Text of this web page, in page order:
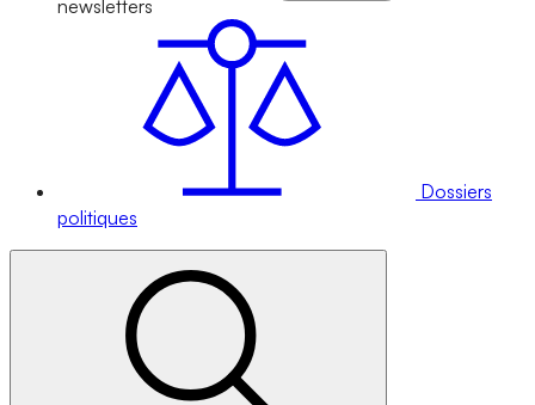
newsletters
Dossiers
politiques